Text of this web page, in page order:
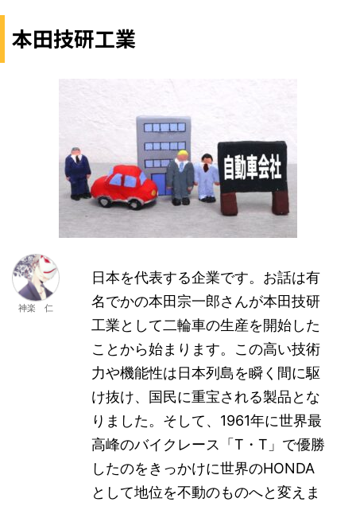
本田技研工業
神楽 仁
日本を代表する企業です。お話は有
名でかの本田宗一郎さんが本田技研
工業として二輪車の生産を開始した
ことから始まります。この高い技術
力や機能性は日本列島を瞬く間に駆
け抜け、国民に重宝される製品とな
りました。そして、1961年に世界最
高峰のバイクレース「T・T」で優勝
したのをきっかけに世界のHONDA
として地位を不動のものへと変えま